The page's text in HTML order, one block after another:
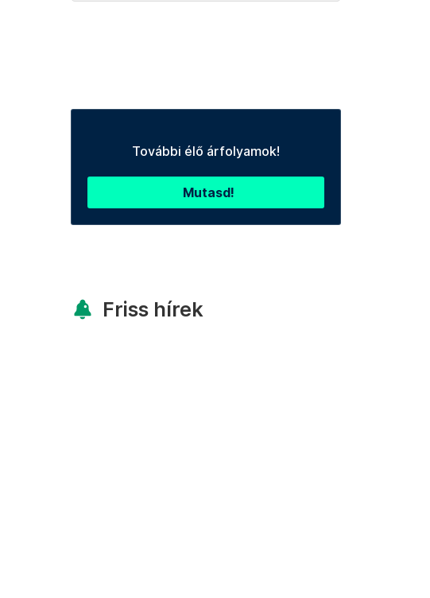
További élő árfolyamok!
Mutasd!
Friss hírek